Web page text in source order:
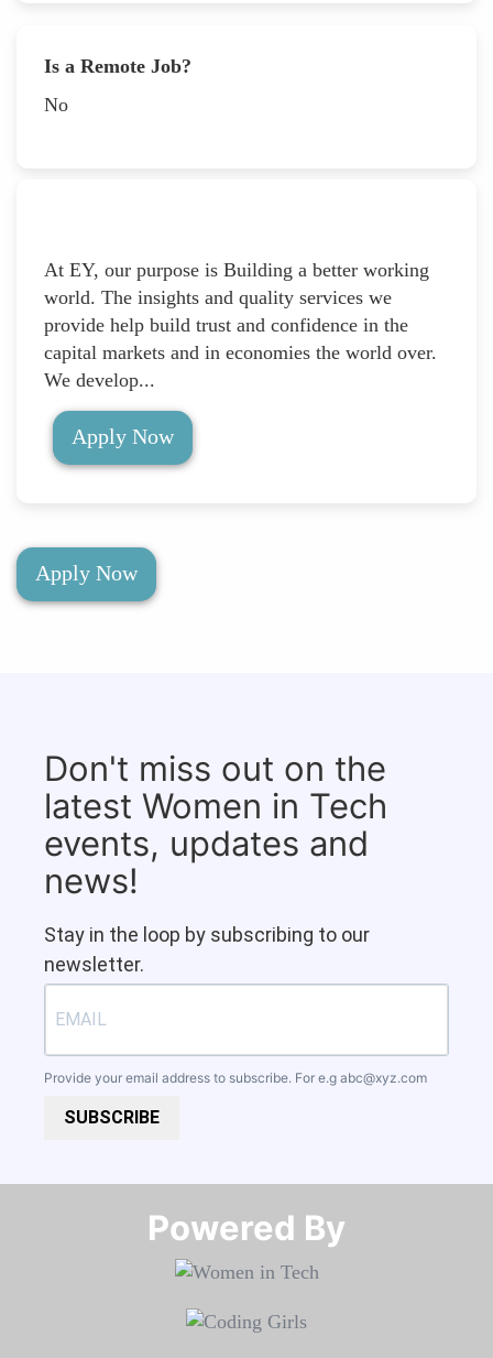
Is a Remote Job?
No
At EY, our purpose is Building a better working
world. The insights and quality services we
provide help build trust and confidence in the
capital markets and in economies the world over.
We develop...
Apply Now
Apply Now
Don't miss out on the
latest Women in Tech
events, updates and
news!
Stay in the loop by subscribing to our
newsletter.
Provide your email address to subscribe. For e.g abc@xyz.com
SUBSCRIBE
Powered By​​​​​​​